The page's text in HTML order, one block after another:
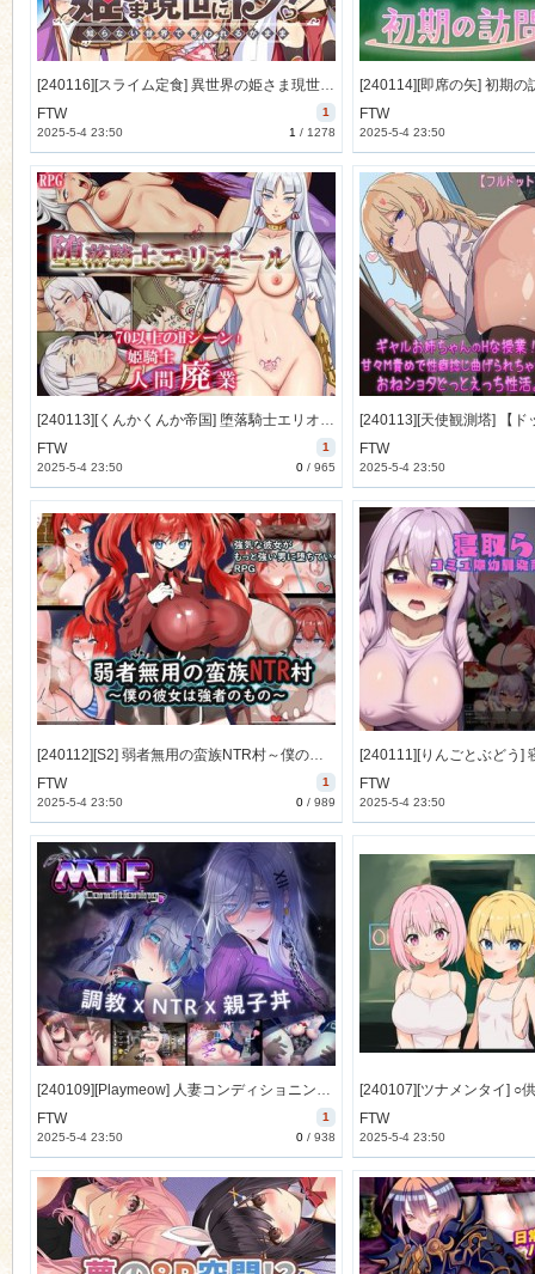
[240116][スライム定食] 異世界の姫さま現世にイク!～知らない世界で言われるがまま～ [445M] [RJ01094346]
1
FTW
1 / 1278
2025-5-4 23:50
FTW
2025-5-4 23:50
[240113][くんかくんか帝国] 堕落騎士エリオール～廃坑道は肉快楽の魔岩窟～ (Ver.2024-01-17／2) [700M] [RJ01141523]
1
FTW
0/ 965
2025-5-4 23:50
FTW
2025-5-4 23:50
[240112][S2] 弱者無用の蛮族NTR村～僕の彼女は強者のもの～ [183M] [RJ01109394]
1
FTW
0/ 989
2025-5-4 23:50
FTW
2025-5-4 23:50
[240109][Playmeow] 人妻コンディショニング [339M] [RJ01124819]
1
FTW
0/ 938
2025-5-4 23:50
FTW
2025-5-4 23:50